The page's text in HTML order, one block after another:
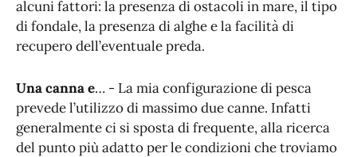
alcuni fattori: la presenza di ostacoli in mare, il tipo
di fondale, la presenza di alghe e la facilità di
recupero dell’eventuale preda.
Una canna e… - La mia configurazione di pesca
prevede l’utilizzo di massimo due canne. Infatti
generalmente ci si sposta di frequente, alla ricerca
del punto più adatto per le condizioni che troviamo